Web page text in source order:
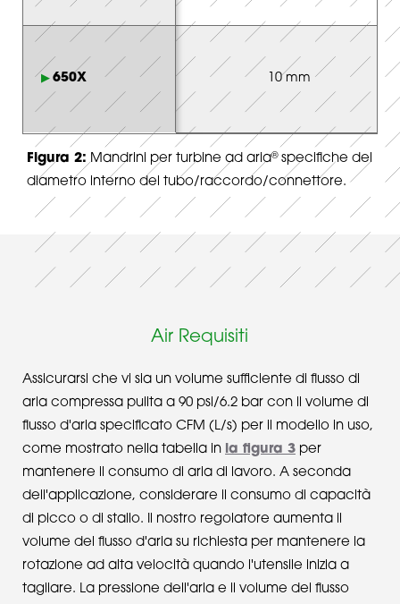
650X 10 mm
Figura 2: Mandrini per turbine ad aria®specifiche del
diametro interno del tubo/raccordo/connettore.
Air Requisiti
Assicurarsi che vi sia un volume sufficiente di flusso di
aria compressa pulita a 90 psi/6.2 bar con il volume di
flusso d'aria specificato CFM (L/s) per il modello in uso,
come mostrato nella tabella in la figura 3 per
mantenere il consumo di aria di lavoro. A seconda
dell'applicazione, considerare il consumo di capacità
di picco o di stallo. Il nostro regolatore aumenta il
volume del flusso d'aria su richiesta per mantenere la
rotazione ad alta velocità quando l'utensile inizia a
tagliare. La pressione dell'aria e il volume del flusso